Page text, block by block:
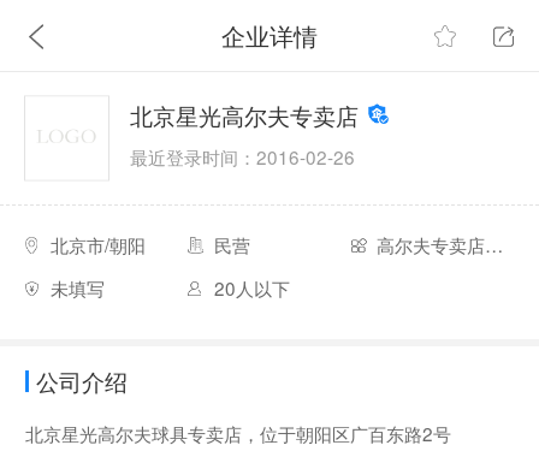
企业详情
北京星光高尔夫专卖店
最近登录时间：2016-02-26
北京市/朝阳 民营
高尔夫专卖店（线下实体店）
未填写
20人以下
公司介绍
北京星光高尔夫球具专卖店，位于朝阳区广百东路2号